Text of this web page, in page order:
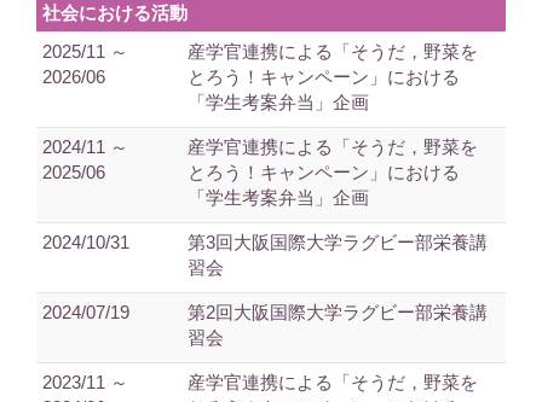
社会における活動
2025/11 ～
2026/06
産学官連携による「そうだ，野菜を
とろう！キャンペーン」における
「学生考案弁当」企画
2024/11 ～
2025/06
産学官連携による「そうだ，野菜を
とろう！キャンペーン」における
「学生考案弁当」企画
2024/10/31
第3回大阪国際大学ラグビー部栄養講
習会
2024/07/19
第2回大阪国際大学ラグビー部栄養講
習会
2023/11 ～
産学官連携による「そうだ，野菜を